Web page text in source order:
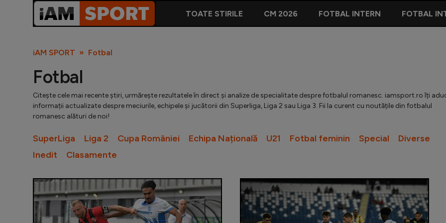
TOATE STIRILE CM 2026 FOTBAL INTERN FOTBAL
iAM SPORT Fotbal
Fotbal
Citește cele mai recente știri, urmărește rezultatele în direct și analize de specialitate despre fotbalul romanesc. iamsport.ro îți
informații actualizate despre meciurile, echipele și jucătorii din Superliga, Liga 2 sau Liga 3. Fii la curent cu noutățile din fotbalul
romanesc alături de noi!
SuperLiga Liga 2 Cupa României Echipa Națională U21 Fotbal feminin Special
Diverse
Inedit
Clasamente
Fostul